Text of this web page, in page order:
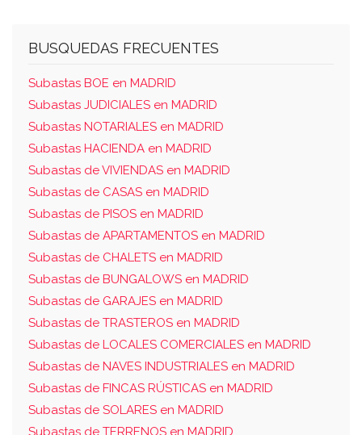
BUSQUEDAS FRECUENTES
Subastas BOE en MADRID
Subastas JUDICIALES en MADRID
Subastas NOTARIALES en MADRID
Subastas HACIENDA en MADRID
Subastas de VIVIENDAS en MADRID
Subastas de CASAS en MADRID
Subastas de PISOS en MADRID
Subastas de APARTAMENTOS en MADRID
Subastas de CHALETS en MADRID
Subastas de BUNGALOWS en MADRID
Subastas de GARAJES en MADRID
Subastas de TRASTEROS en MADRID
Subastas de LOCALES COMERCIALES en MADRID
Subastas de NAVES INDUSTRIALES en MADRID
Subastas de FINCAS RÚSTICAS en MADRID
Subastas de SOLARES en MADRID
Subastas de TERRENOS en MADRID